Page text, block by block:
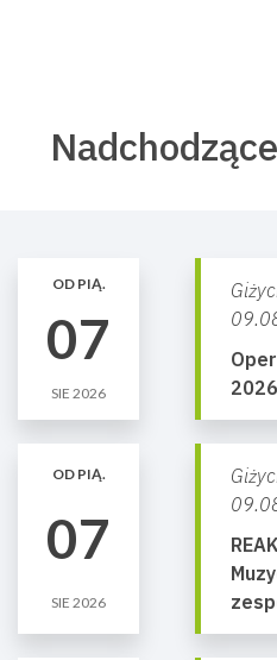
OD PIĄ.
07
SIE 2026
2026
OD PIĄ.
07
SIE 2026